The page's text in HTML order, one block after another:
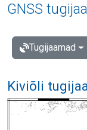
GNSS
Tugijaamad
Kiviõli